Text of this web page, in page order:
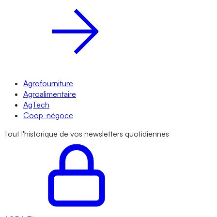
Agrofourniture
Agroalimentaire
AgTech
Coop-négoce
Tout l'historique de vos newsletters quotidiennes